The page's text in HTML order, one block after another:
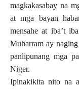
magkakasabay na
at mga bayan
mensahe at iba’t
Muharram ay
panlipunang mga
Niger.
Ipinakikita nito na